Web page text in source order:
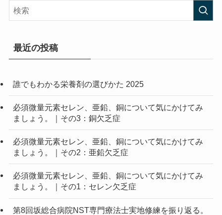
最近の投稿
誰でもわかる栄養剤の選びかた 2025
必須微量元素セレン、亜鉛、銅について気にかけてみ
ましょう。｜その3：銅欠乏症
必須微量元素セレン、亜鉛、銅について気にかけてみ
ましょう。｜その2：亜鉛欠乏症
必須微量元素セレン、亜鉛、銅について気にかけてみ
ましょう。｜その1：セレン欠乏症
第8回坂総合病院NST専門療法士実地修練を振り返る。